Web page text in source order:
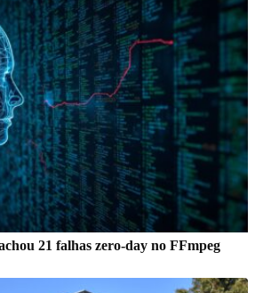
21 falhas zero-day no FFmpeg